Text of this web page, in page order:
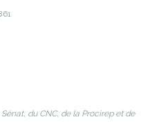
du CNC, de la Procirep et de